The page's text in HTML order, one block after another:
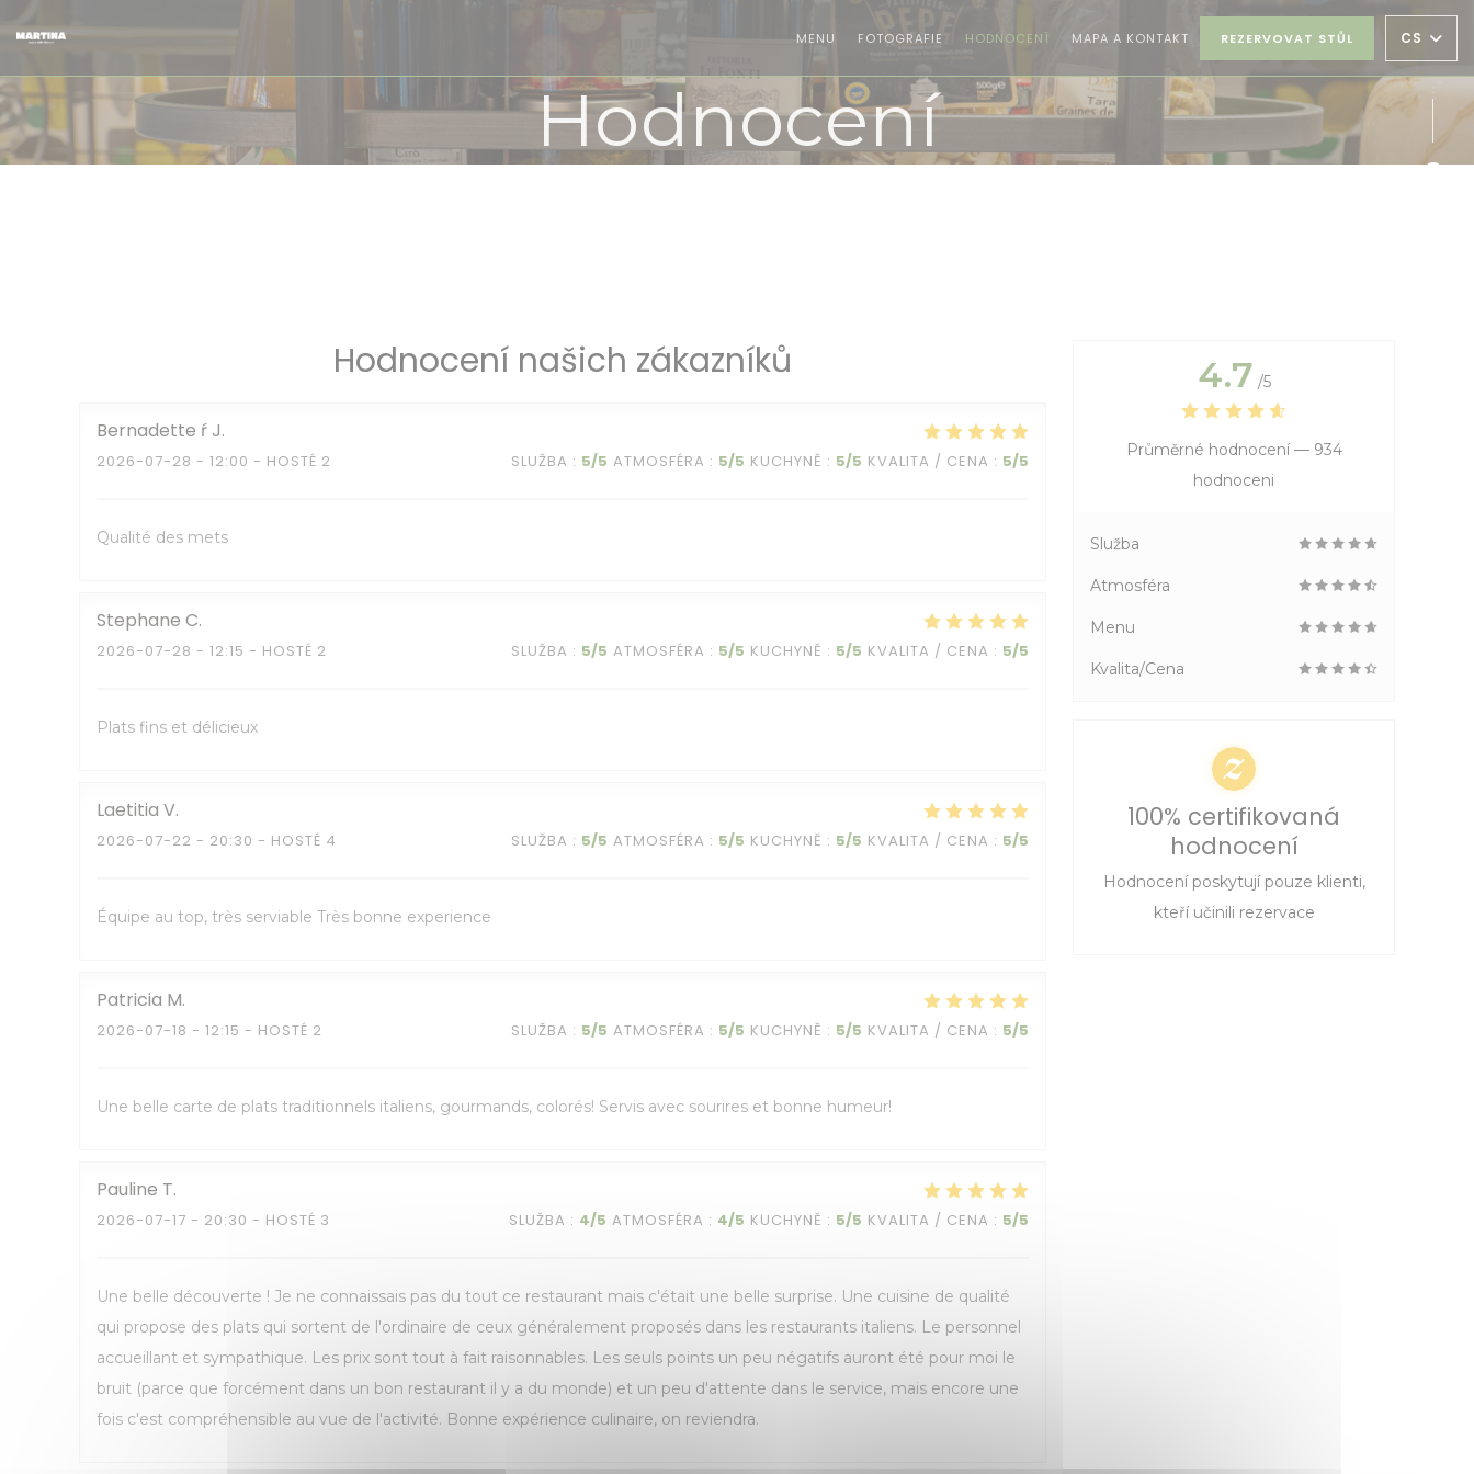
MENU FOTOGRAFIE HODNOCENÍ MAPA A KONTAKT REZERVOVAT STŮL CS
Hodnocení
Hodnocení našich zákazníků
Bernadette ŕJ
2026-07-28 - 12:00 - HOSTÉ 2 SLUŽBA : 5/5 ATMOSFÉRA : 5/5 KUCHYNĚ : 5/5 KVALITA / CENA : 5/5
Qualité des mets
Stephane C
2026-07-28 - 12:15 - HOSTÉ 2 SLUŽBA : 5/5 ATMOSFÉRA : 5/5 KUCHYNĚ : 5/5 KVALITA / CENA : 5/5
Plats fins et délicieux
Laetitia V
2026-07-22 - 20:30 - HOSTÉ 4 SLUŽBA : 5/5 ATMOSFÉRA : 5/5 KUCHYNĚ : 5/5 KVALITA / CENA : 5/5
Équipe au top, très serviable Très bonne experience
Patricia M
2026-07-18 - 12:15 - HOSTÉ 2 SLUŽBA : 5/5 ATMOSFÉRA : 5/5 KUCHYNĚ : 5/5 KVALITA / CENA : 5/5
Une belle carte de plats traditionnels italiens, gourmands, colorés! Servis avec sourires et bonne humeur!
Pauline T
2026-07-17 - 20:30 - HOSTÉ 3 SLUŽBA : 4/5 ATMOSFÉRA : 4/5 KUCHYNĚ : 5/5 KVALITA / CENA : 5/5
Une belle découverte ! Je ne connaissais pas du tout ce restaurant mais c'était une belle surprise. Une cuisine de qualité
qui propose des plats qui sortent de l'ordinaire de ceux généralement proposés dans les restaurants italiens. Le personnel
accueillant et sympathique. Les prix sont tout à fait raisonnables. Les seuls points un peu négatifs auront été pour moi le
bruit (parce que forcément dans un bon restaurant il y a du monde) et un peu d'attente dans le service, mais encore une
fois c'est compréhensible au vue de l'activité. Bonne expérience culinaire, on reviendra.
4.7 /5
Průměrné hodnocení — 934
hodnoceni
Služba
Atmosféra
Menu
Kvalita/Cena
100% certifikovaná
hodnocení
Hodnocení poskytují pouze klienti,
kteří učinili rezervace